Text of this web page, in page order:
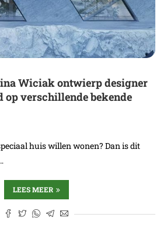
Wiciak ontwierp designer
op verschillende bekende
huis willen wonen? Dan is dit
LEES MEER